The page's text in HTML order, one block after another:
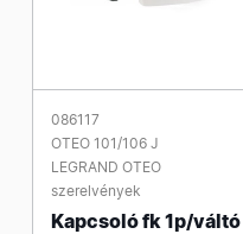
086117
OTEO 101/106 J
LEGRAND OTEO
szerelvények
Kapcsoló fk 1p/váltó